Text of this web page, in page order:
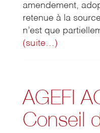
amendement,
retenue à la
n’est que
(suite…)
AGEFI
Conseil